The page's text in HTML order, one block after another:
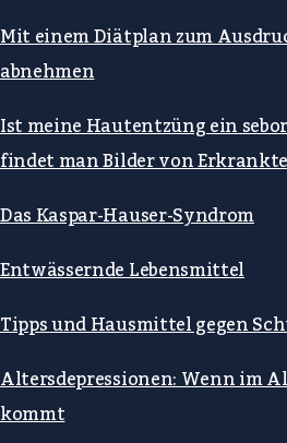
Mit einem Diätplan zum
abnehmen
Ist meine Hautentzüng ein
findet man Bilder von
Das Kaspar-Hauser-Syndrom
Entwässernde Lebensmittel
Tipps und Hausmittel gegen
Altersdepressionen: Wenn im
kommt